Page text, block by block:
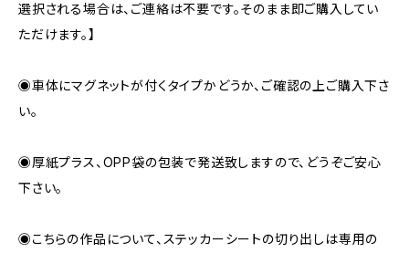
選択される場合は、ご連絡は不要です。そのまま即ご購入してい
ただけます。】
◉車体にマグネットが付くタイプかどうか、ご確認の上ご購入下さ
い。
◉厚紙プラス、OPP袋の包装で発送致しますので、どうぞご安心
下さい。
◉こちらの作品について、ステッカーシートの切り出しは専用の